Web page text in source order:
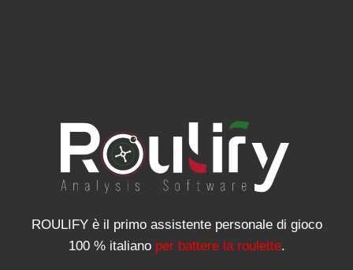
ROULIFY è il primo assistente personale di gioco
100 % italiano per battere la roulette.